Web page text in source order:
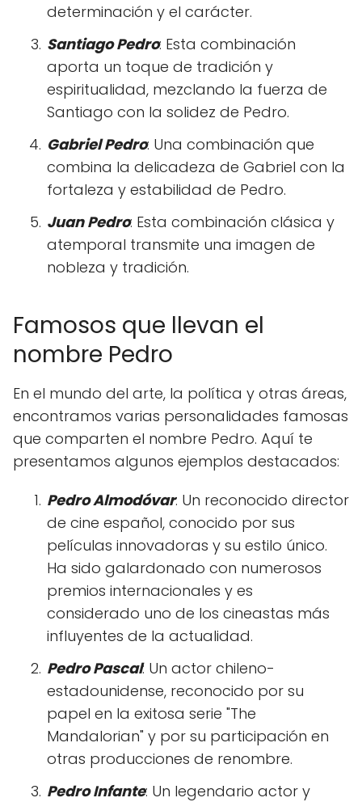
determinación y el carácter.
Santiago Pedro: Esta combinación
aporta un toque de tradición y
espiritualidad, mezclando la fuerza de
Santiago con la solidez de Pedro.
Gabriel Pedro: Una combinación que
combina la delicadeza de Gabriel con la
fortaleza y estabilidad de Pedro.
Juan Pedro: Esta combinación clásica y
atemporal transmite una imagen de
nobleza y tradición.
Famosos que llevan el
nombre Pedro
En el mundo del arte, la política y otras áreas,
encontramos varias personalidades famosas
que comparten el nombre Pedro. Aquí te
presentamos algunos ejemplos destacados:
Pedro Almodóvar: Un reconocido director
de cine español, conocido por sus
películas innovadoras y su estilo único.
Ha sido galardonado con numerosos
premios internacionales y es
considerado uno de los cineastas más
influyentes de la actualidad.
Pedro Pascal: Un actor chileno-
estadounidense, reconocido por su
papel en la exitosa serie "The
Mandalorian" y por su participación en
otras producciones de renombre.
Pedro Infante: Un legendario actor y